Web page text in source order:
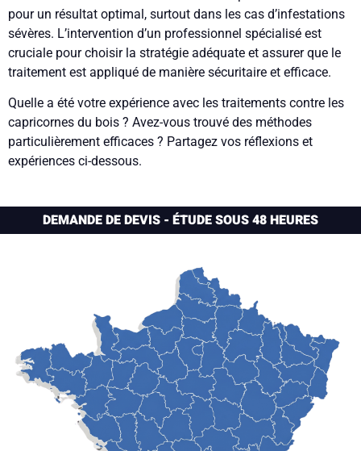
pour un résultat optimal, surtout dans les cas d’infestations
sévères. L’intervention d’un professionnel spécialisé est
cruciale pour choisir la stratégie adéquate et assurer que le
traitement est appliqué de manière sécuritaire et efficace.
Quelle a été votre expérience avec les traitements contre les
capricornes du bois ? Avez-vous trouvé des méthodes
particulièrement efficaces ? Partagez vos réflexions et
expériences ci-dessous.
DEMANDE DE DEVIS - ÉTUDE SOUS 48 HEURES